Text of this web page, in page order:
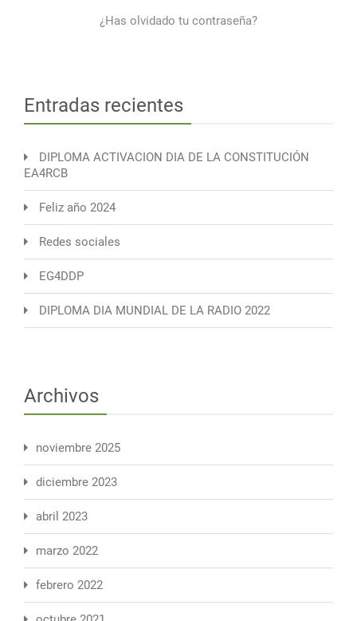
¿Has olvidado tu contraseña?
Entradas recientes
DIPLOMA ACTIVACION DIA DE LA CONSTITUCIÓN
EA4RCB
Feliz año 2024
Redes sociales
EG4DDP
DIPLOMA DIA MUNDIAL DE LA RADIO 2022
Archivos
noviembre 2025
diciembre 2023
abril 2023
marzo 2022
febrero 2022